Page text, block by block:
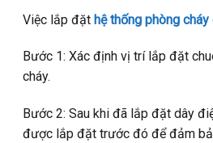
Việc lắp đặt hệ thống phòng cháy
Bước 1: Xác định vị trí lắp đặt
cháy.
Bước 2: Sau khi đã lắp đặt dây
được lắp đặt trước đó để đảm